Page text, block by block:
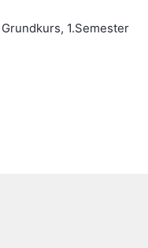
1.Semester